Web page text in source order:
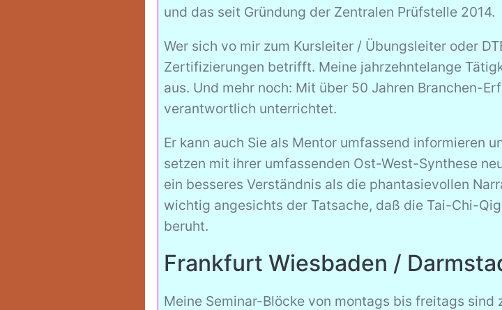
und das seit Gründung der Zentralen Prüfstelle 2014.
Wer sich vo mir zum Kursleiter / Übungsleiter oder
Zertifizierungen betrifft. Meine jahrzehntelange
aus. Und mehr noch: Mit über 50 Jahren Branchen-
verantwortlich unterrichtet.
Er kann auch Sie als Mentor umfassend informieren
setzen mit ihrer umfassenden Ost-West-Synthese
ein besseres Verständnis als die phantasievollen
wichtig angesichts der Tatsache, daß die Tai-Chi-
beruht.
Frankfurt Wiesbaden /
Meine Seminar-Blöcke von montags bis freitags